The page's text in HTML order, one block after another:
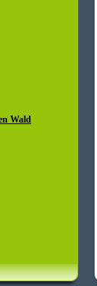
Wald